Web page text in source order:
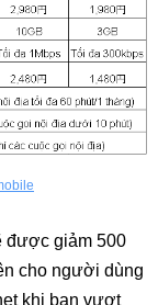
được giảm 500
cho người dùng
khi bạn vượt